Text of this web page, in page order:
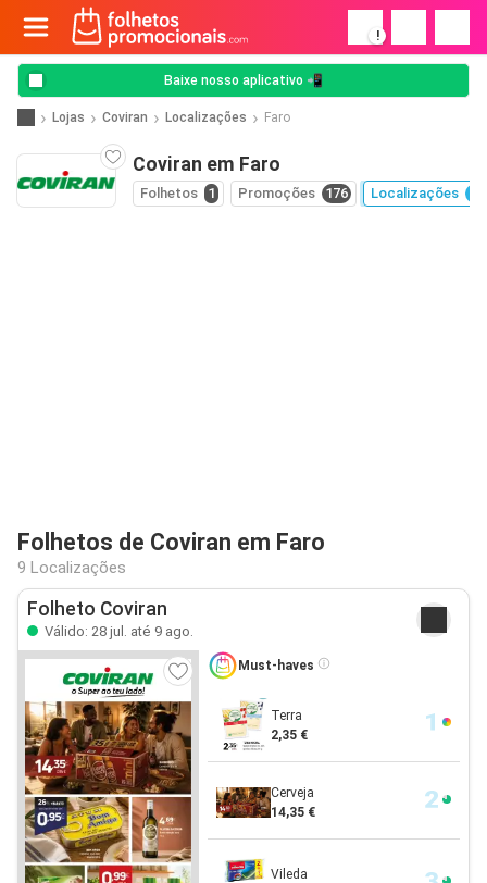
!
Baixe nosso aplicativo 📲
Lojas Coviran Localizações Faro
Coviran em Faro
Folhetos 1 Promoções 176 Localizações
Folhetos de Coviran em Faro
9 Localizações
Folheto Coviran
Válido: 28 jul. até 9 ago.
Must-haves
Terra
2,35 €
Cerveja
14,35 €
Vileda